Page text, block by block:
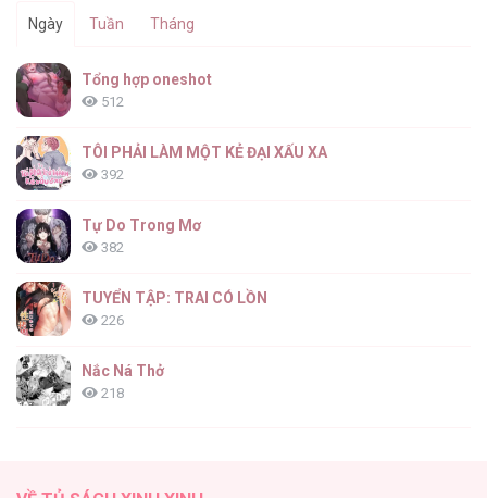
Ngày Tuần Tháng
Tổng hợp oneshot
512
TÔI PHẢI LÀM MỘT KẺ ĐẠI XẤU XA
392
Tự Do Trong Mơ
382
TUYỂN TẬP: TRAI CÓ LỒN
226
Nắc Ná Thở
218